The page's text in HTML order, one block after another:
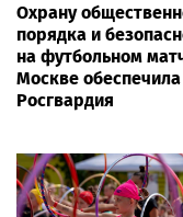
Охрану
порядка и
на футбольном
Москве обеспечила
Росгвардия